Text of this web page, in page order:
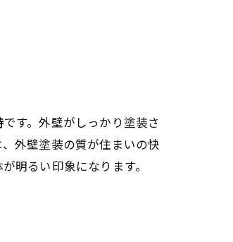
です。外壁がしっかり塗装さ
外壁塗装の質が住まいの快
明るい印象になります。